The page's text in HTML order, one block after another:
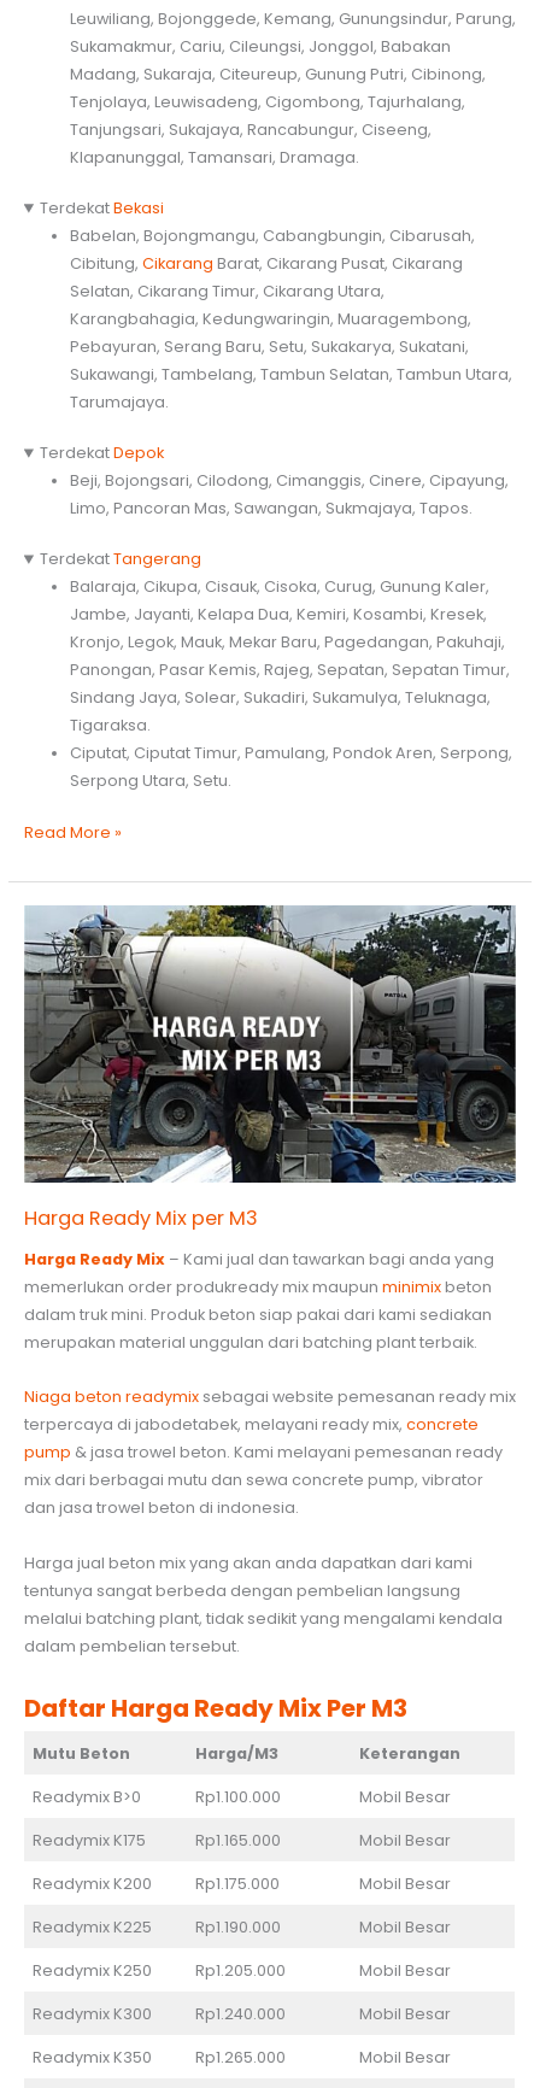
Leuwiliang, Bojonggede, Kemang, Gunungsindur, Parung,
Sukamakmur, Cariu, Cileungsi, Jonggol, Babakan
Madang, Sukaraja, Citeureup, Gunung Putri, Cibinong,
Tenjolaya, Leuwisadeng, Cigombong, Tajurhalang,
Tanjungsari, Sukajaya, Rancabungur, Ciseeng,
Klapanunggal, Tamansari, Dramaga.
TerdekatBekasi
Babelan, Bojongmangu, Cabangbungin, Cibarusah,
Cibitung, Cikarang Barat, Cikarang Pusat, Cikarang
Selatan, Cikarang Timur, Cikarang Utara,
Karangbahagia, Kedungwaringin, Muaragembong,
Pebayuran, Serang Baru, Setu, Sukakarya, Sukatani,
Sukawangi, Tambelang, Tambun Selatan, Tambun Utara,
Tarumajaya.
TerdekatDepok
Beji, Bojongsari, Cilodong, Cimanggis, Cinere, Cipayung,
Limo, Pancoran Mas, Sawangan, Sukmajaya, Tapos.
TerdekatTangerang
Balaraja, Cikupa, Cisauk, Cisoka, Curug, Gunung Kaler,
Jambe, Jayanti, Kelapa Dua, Kemiri, Kosambi, Kresek,
Kronjo, Legok, Mauk, Mekar Baru, Pagedangan, Pakuhaji,
Panongan, Pasar Kemis, Rajeg, Sepatan, Sepatan Timur,
Sindang Jaya, Solear, Sukadiri, Sukamulya, Teluknaga,
Tigaraksa.
Ciputat, Ciputat Timur, Pamulang, Pondok Aren, Serpong,
Serpong Utara, Setu.
Harga
Molen
Readymix
Read More »
Harga Ready Mix per M3
Harga Ready Mix– Kami jual dan tawarkan bagi anda yang
memerlukan order produkready mix maupun minimixbeton
dalam truk mini. Produk beton siap pakai dari kami sediakan
merupakan material unggulan dari batching plant terbaik.
Niaga beton readymixsebagai website pemesanan ready mix
terpercaya di jabodetabek, melayani ready mix, concrete
pump & jasa trowel beton. Kami melayani pemesanan ready
mix dari berbagai mutu dan sewa concrete pump, vibrator
dan jasa trowel beton di indonesia.
Harga jual beton mix yang akan anda dapatkan dari kami
tentunya sangat berbeda dengan pembelian langsung
melalui batching plant, tidak sedikit yang mengalami kendala
dalam pembelian tersebut.
Daftar Harga Ready Mix Per M3
Mutu Beton Harga/M3 Keterangan
Readymix B>0 Rp1.100.000 Mobil Besar
Readymix K175 Rp1.165.000 Mobil Besar
Readymix K200 Rp1.175.000 Mobil Besar
Readymix K225 Rp1.190.000 Mobil Besar
Readymix K250 Rp1.205.000 Mobil Besar
Readymix K300 Rp1.240.000 Mobil Besar
Readymix K350 Rp1.265.000 Mobil Besar